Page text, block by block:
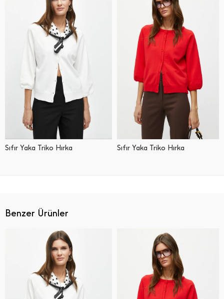
Benzer Ürünler
Sıfır Yaka Triko Hırka Sıfır Yaka Triko Hırka